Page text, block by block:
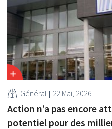
Général 22 Mai, 2026
Action n’a pas encore
potentiel pour des